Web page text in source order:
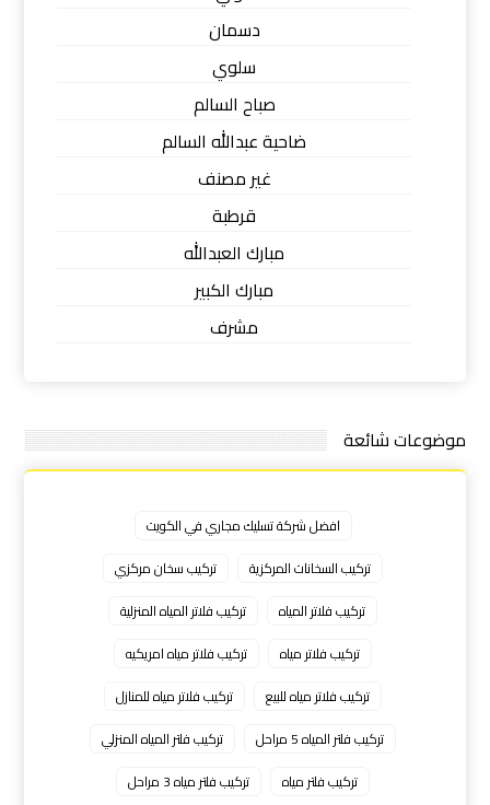
دسمان
سلوي
صباح السالم
ضاحية عبدالله السالم
غير مصنف
قرطبة
مبارك العبدالله
مبارك الكبير
مشرف
موضوعات شائعة
افضل شركة تسليك مجاري في الكويت
تركيب السخانات المركزية
تركيب سخان مركزي
تركيب فلاتر المياه
تركيب فلاتر المياه المنزلية
تركيب فلاتر مياه
تركيب فلاتر مياه امريكيه
تركيب فلاتر مياه للبيع
تركيب فلاتر مياه للمنازل
تركيب فلتر المياه 5 مراحل
تركيب فلتر المياه المنزلي
تركيب فلتر مياه
تركيب فلتر مياه 3 مراحل